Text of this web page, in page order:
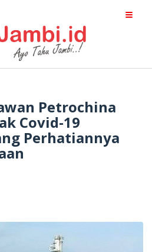
Petrochina
Covid-19
Perhatiannya